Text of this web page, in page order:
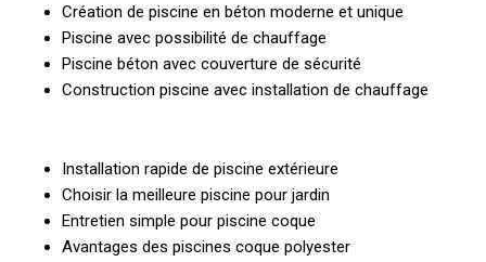
Création de piscine en béton moderne et unique
Piscine avec possibilité de chauffage
Piscine béton avec couverture de sécurité
Construction piscine avec installation de chauffage
Installation rapide de piscine extérieure
Choisir la meilleure piscine pour jardin
Entretien simple pour piscine coque
Avantages des piscines coque polyester